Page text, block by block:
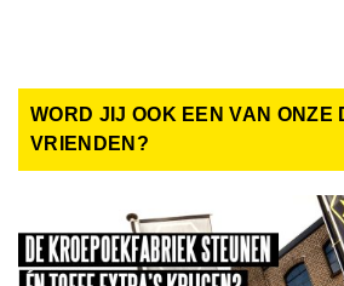
WORD JIJ OOK EEN VAN ONZE
VRIENDEN?